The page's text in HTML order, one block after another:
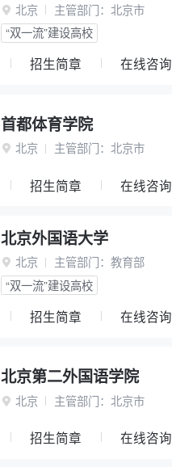
 北京 主管部门： 北京市
“双一流”建设高校
招生简章 在线咨询
首都体育学院
 北京 主管部门： 北京市
招生简章 在线咨询
北京外国语大学
 北京 主管部门： 教育部
“双一流”建设高校
招生简章 在线咨询
北京第二外国语学院
 北京 主管部门： 北京市
招生简章 在线咨询